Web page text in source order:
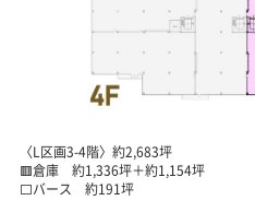
〈L区画3-4階〉約2,683坪
🟥倉庫 約1,336坪＋約1,154坪
⬜バース 約191坪